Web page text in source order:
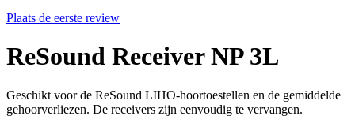
Plaats de eerste review
ReSound Receiver NP 3L
Geschikt voor de ReSound LIHO-hoortoestellen en de gemiddelde
gehoorverliezen. De receivers zijn eenvoudig te vervangen.